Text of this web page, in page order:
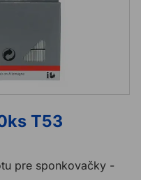
T53
pre sponkovačky -